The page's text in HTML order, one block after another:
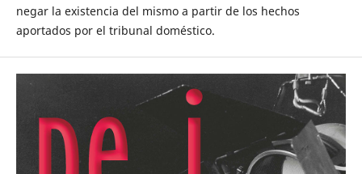
negar la existencia del mismo a partir de los hechos
aportados por el tribunal doméstico.